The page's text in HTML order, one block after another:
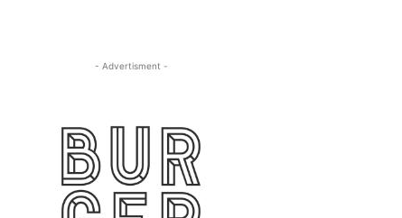
- Advertisment -